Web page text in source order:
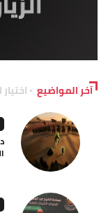
آخر المواضيع